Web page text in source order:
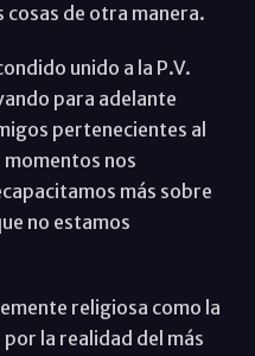
cosas de otra manera.
unido a la P.V.
para adelante
pertenecientes al
momentos nos
más sobre
no estamos
religiosa como la
la realidad del más